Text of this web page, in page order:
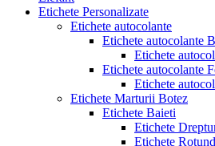
Etichete Personalizate
Etichete autocolante
Etichete autocolante
Etichete
Etichete autocolante
Etichete
Etichete Marturii Botez
Etichete Baieti
Etichete
Etichete